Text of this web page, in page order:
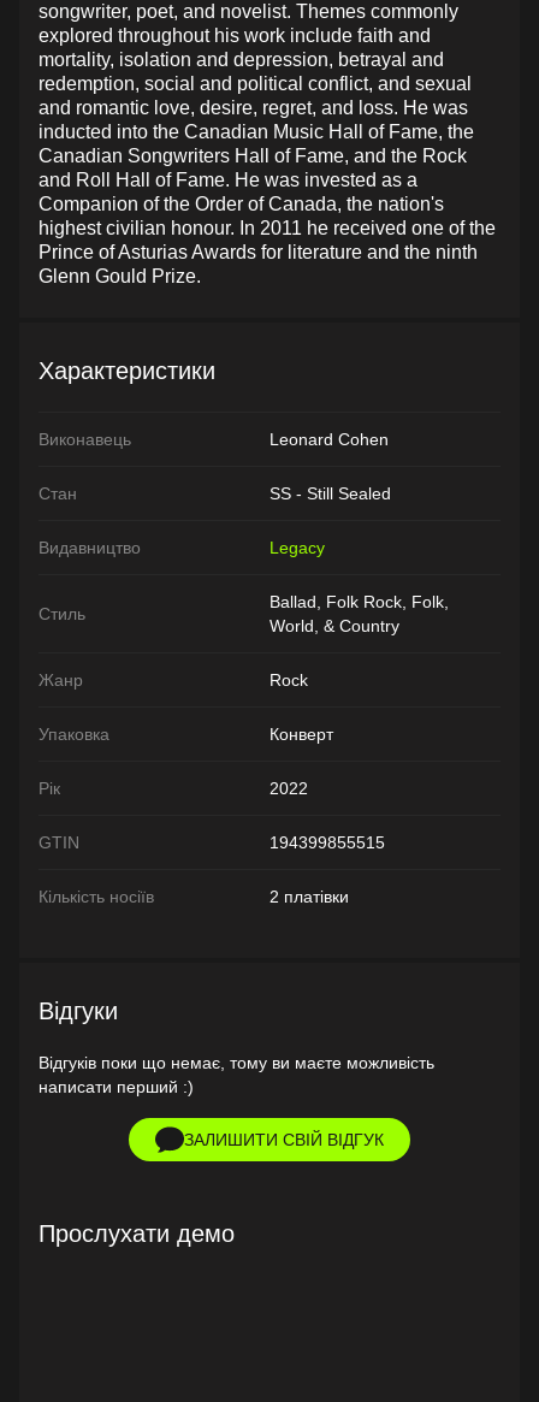
songwriter, poet, and novelist. Themes commonly
explored throughout his work include faith and
mortality, isolation and depression, betrayal and
redemption, social and political conflict, and sexual
and romantic love, desire, regret, and loss. He was
inducted into the Canadian Music Hall of Fame, the
Canadian Songwriters Hall of Fame, and the Rock
and Roll Hall of Fame. He was invested as a
Companion of the Order of Canada, the nation's
highest civilian honour. In 2011 he received one of the
Prince of Asturias Awards for literature and the ninth
Glenn Gould Prize.
Характеристики
Виконавець Leonard Cohen
Стан SS - Still Sealed
Видавництво Legacy
Стиль
Ballad, Folk Rock, Folk,
World, & Country
Жанр Rock
Упаковка Конверт
Рік 2022
GTIN 194399855515
Кількість носіїв 2 платівки
Відгуки
Відгуків поки що немає, тому ви маєте можливість
написати перший :)
ЗАЛИШИТИ СВІЙ ВІДГУК
Прослухати демо